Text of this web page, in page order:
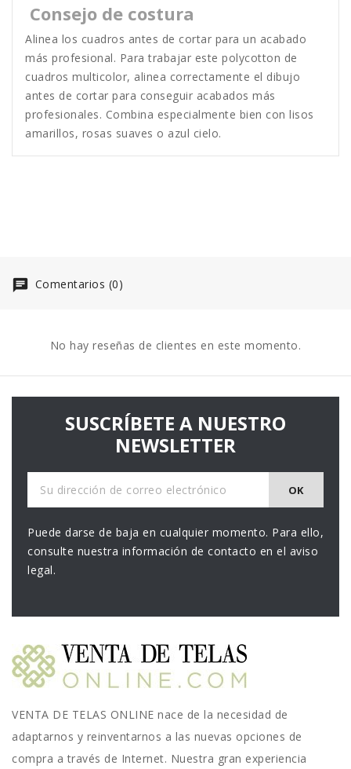
Consejo de costura
Alinea los cuadros antes de cortar para un acabado
más profesional. Para trabajar este polycotton de
cuadros multicolor, alinea correctamente el dibujo
antes de cortar para conseguir acabados más
profesionales. Combina especialmente bien con lisos
amarillos, rosas suaves o azul cielo.
Comentarios (0)
No hay reseñas de clientes en este momento.
SUSCRÍBETE A NUESTRO
NEWSLETTER
Puede darse de baja en cualquier momento. Para ello,
consulte nuestra información de contacto en el aviso
legal.
VENTA DE TELAS ONLINE nace de la necesidad de
adaptarnos y reinventarnos a las nuevas opciones de
compra a través de Internet. Nuestra gran experiencia